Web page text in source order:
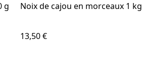
g Noix de cajou en morceaux 1 kg
13,50 €